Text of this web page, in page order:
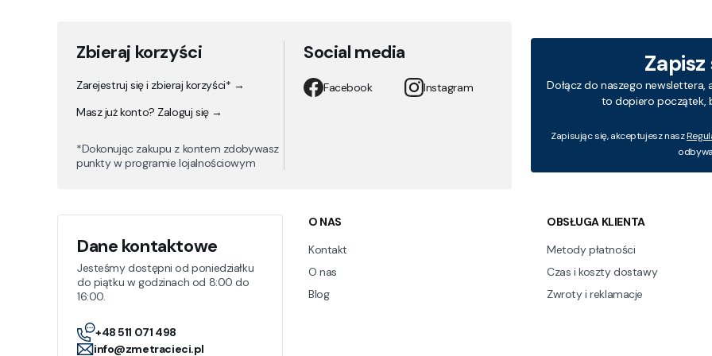
Zbieraj korzyści
Zarejestruj się i zbieraj korzyści* →
Masz już konto? Zaloguj się →
*Dokonując zakupu z kontem zdobywasz
punkty w programie lojalnościowym
Social media
Facebook Instagram
Dołącz do naszego
to dopiero początek,
Zapisując się, akceptujesz nasz
Dane kontaktowe
Jesteśmy dostępni od poniedziałku
do piątku w godzinach od 8:00 do
16:00.
+48 511 071 498
info@zmetracieci.pl
Linki w stopce
O NAS
Kontakt
O nas
Blog
OBSŁUGA KLIENTA
Metody płatności
Czas i koszty dostawy
Zwroty i reklamacje